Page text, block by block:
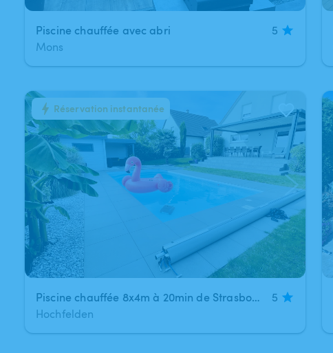
Piscine chauffée avec abri
5
Mons
1/11
Piscine chauffée 8x4m à 20min de Strasbourg
5
Hochfelden
Réservation instantanée